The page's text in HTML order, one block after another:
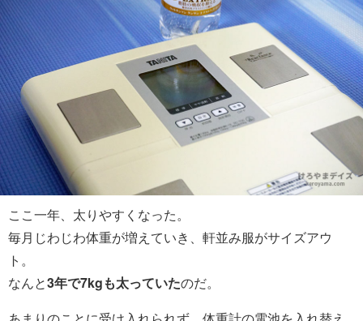
ここ一年、太りやすくなった。
毎月じわじわ体重が増えていき、軒並み服がサイズアウ
ト。
なんと3年で7kgも太っていたのだ。